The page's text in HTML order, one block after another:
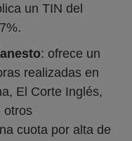
un TIN del
: ofrece un
realizadas en
El Corte Inglés,
otros
cuota por alta de